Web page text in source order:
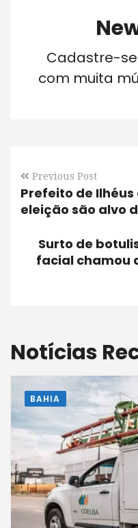
Cadastre-
com muita
Previous Post
Prefeito de
eleição são alvo
Surto de
facial chamou
Notícias
BAHIA